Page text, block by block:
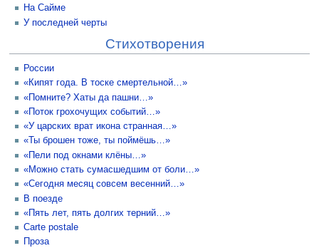
На Сайме
У последней черты
Стихотворения
России
«Кипят года. В тоске смертельной…»
«Помните? Хаты да пашни…»
«Поток грохочущих событий…»
«У царских врат икона странная…»
«Ты брошен тоже, ты поймёшь…»
«Пели под окнами клёны…»
«Можно стать сумасшедшим от боли…»
«Сегодня месяц совсем весенний…»
В поезде
«Пять лет, пять долгих терний…»
Carte postale
Проза